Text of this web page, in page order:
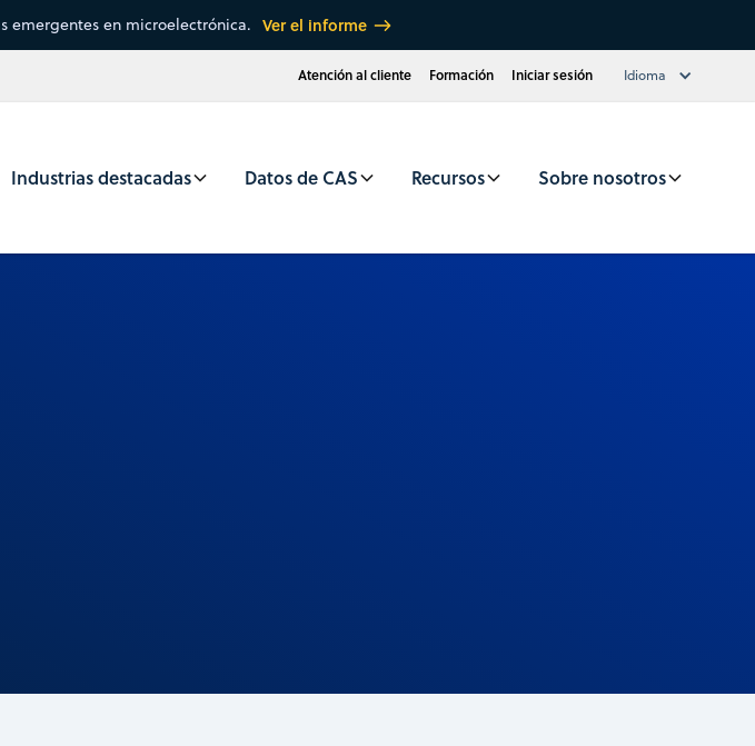
emergentes en microelectrónica. Ver el informe
Atención al cliente Formación Iniciar sesión Idioma
Industrias destacadas Datos de CAS Recursos Sobre nosotros